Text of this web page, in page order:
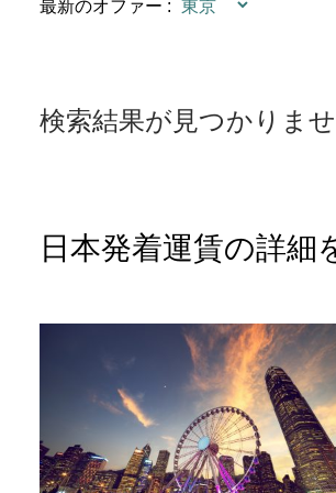
最新のオファー :
検索結果が見つかりま
日本発着運賃の詳細